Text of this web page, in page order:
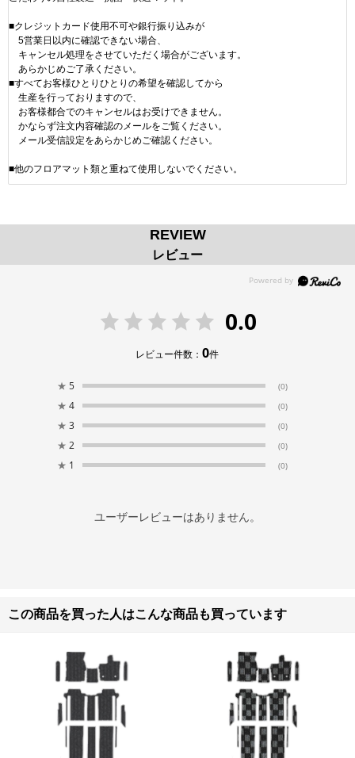
■クレジットカード使用不可や銀行振り込みが
5営業日以内に確認できない場合、
キャンセル処理をさせていただく場合がございます。
あらかじめご了承ください。
■すべてお客様ひとりひとりの希望を確認してから
生産を行っておりますので、
お客様都合でのキャンセルはお受けできません。
かならず注文内容確認のメールをご覧ください。
メール受信設定をあらかじめご確認ください。
■他のフロアマット類と重ねて使用しないでください。
REVIEW
レビュー
0.0
レビュー件数：0件
★ 5 (0)
★ 4 (0)
★ 3 (0)
★ 2 (0)
★ 1 (0)
ユーザーレビューはありません。
この商品を買った人はこんな商品も買っています